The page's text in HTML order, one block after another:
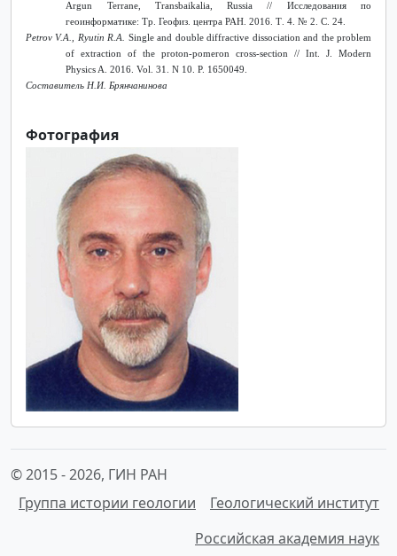
Argun Terrane, Transbaikalia, Russia // Исследования
по
геоинформатике:Тр .Геофиз .центра РАН . 2016.Т . 4. № 2.С . 24.
Petrov V.A., Ryutin R.A. Single and double diffractive dissociation and the problem
of extraction of the proton-pomeron cross-section // Int. J. Modern
Physics A. 2016. Vol. 31. N 10. P. 1650049.
Составитель Н.И. Брянчанинова
Фотография
© 2015 -2026, ГИН РАН
Группа истории геологии
Геологический институт
Российская академия наук